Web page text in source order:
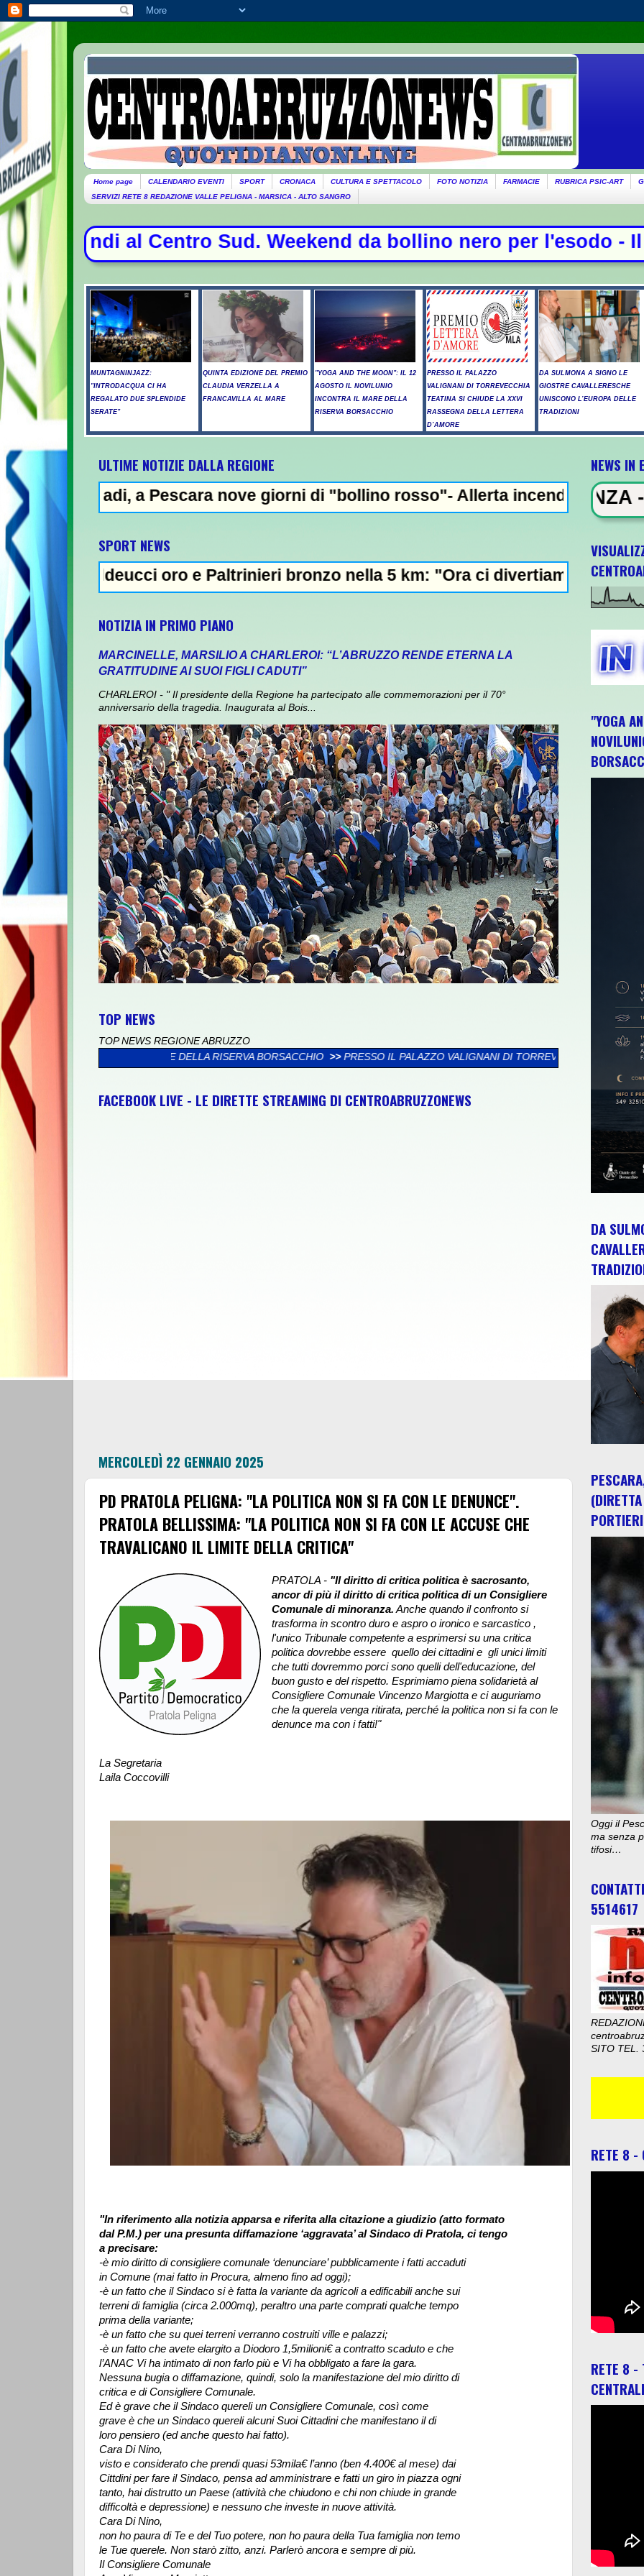
Home page CALENDARIO EVENTI SPORT CRONACA CULTURA E SPETTACOLO FOTO NOTIZIA FARMACIE RUBRICA PSIC-ART
SERVIZI RETE 8 REDAZIONE VALLE PELIGNA - MARSICA - ALTO SANGRO
Weekend da bollino nero per l'esodo - Il governo
MUNTAGNINJAZZ:
"INTRODACQUA CI HA
REGALATO DUE SPLENDIDE
SERATE"
QUINTA EDIZIONE DEL PREMIO
CLAUDIA VERZELLA A
FRANCAVILLA AL MARE
"YOGA AND THE MOON": IL 12
AGOSTO IL NOVILUNIO
INCONTRA IL MARE DELLA
RISERVA BORSACCHIO
PRESSO IL PALAZZO
VALIGNANI DI TORREVECCHIA
TEATINA SI CHIUDE LA XXVI
RASSEGNA DELLA LETTERA
D’AMORE
DA SULMONA A SIGNO LE
GIOSTRE CAVALLERESCHE
UNISCONO L’EUROPA DELLE
TRADIZIONI
ULTIME NOTIZIE DALLA REGIONE
Pescara nove giorni di "bollino rosso"- Allerta incendi in Abruzzo, giornata
SPORT NEWS
oro e Paltrinieri bronzo nella 5 km: "Ora ci divertiamo in staffetta"- L'Italia
NOTIZIA IN PRIMO PIANO
MARCINELLE, MARSILIO A CHARLEROI: “L’ABRUZZO RENDE ETERNA LA
GRATITUDINE AI SUOI FIGLI CADUTI”
CHARLEROI - " Il presidente della Regione ha partecipato alle commemorazioni per il 70°
anniversario della tragedia. Inaugurata al Bois...
TOP NEWS
TOP NEWS REGIONE ABRUZZO
DELLA RISERVA BORSACCHIO >> PRESSO IL PALAZZO VALIGNANI DI TORREVECCHIA TEATINA SI CHIUDE LA XXVI RASSEGNA
FACEBOOK LIVE - LE DIRETTE STREAMING DI CENTROABRUZZONEWS
MERCOLEDÌ 22 GENNAIO 2025
PD PRATOLA PELIGNA: "LA POLITICA NON SI FA CON LE DENUNCE".
PRATOLA BELLISSIMA: "LA POLITICA NON SI FA CON LE ACCUSE CHE
TRAVALICANO IL LIMITE DELLA CRITICA"
PRATOLA - "Il diritto di critica politica è sacrosanto,
ancor di più il diritto di critica politica di un Consigliere
Comunale di minoranza. Anche quando il confronto si
trasforma in scontro duro e aspro o ironico e sarcastico ,
l'unico Tribunale competente a esprimersi su una critica
politica dovrebbe essere quello dei cittadini e gli unici limiti
che tutti dovremmo porci sono quelli dell'educazione, del
buon gusto e del rispetto. Esprimiamo piena solidarietà al
Consigliere Comunale Vincenzo Margiotta e ci auguriamo
che la querela venga ritirata, perché la politica non si fa con le
denunce ma con i fatti!"
La Segretaria
Laila Coccovilli
"In riferimento alla notizia apparsa e riferita alla citazione a giudizio (atto formato
dal P.M.) per una presunta diffamazione ‘aggravata’ al Sindaco di Pratola, ci tengo
a precisare:
-è mio diritto di consigliere comunale ‘denunciare’ pubblicamente i fatti accaduti
in Comune (mai fatto in Procura, almeno fino ad oggi);
-è un fatto che il Sindaco si è fatta la variante da agricoli a edificabili anche sui
terreni di famiglia (circa 2.000mq), peraltro una parte comprati qualche tempo
prima della variante;
-è un fatto che su quei terreni verranno costruiti ville e palazzi;
-è un fatto che avete elargito a Diodoro 1,5milioni€ a contratto scaduto e che
l’ANAC Vi ha intimato di non farlo più e Vi ha obbligato a fare la gara.
Nessuna bugia o diffamazione, quindi, solo la manifestazione del mio diritto di
critica e di Consigliere Comunale.
Ed è grave che il Sindaco quereli un Consigliere Comunale, così come
grave è che un Sindaco quereli alcuni Suoi Cittadini che manifestano il di
loro pensiero (ed anche questo hai fatto).
Cara Di Nino,
visto e considerato che prendi quasi 53mila€ l’anno (ben 4.400€ al mese) dai
Cittdini per fare il Sindaco, pensa ad amministrare e fatti un giro in piazza ogni
tanto, hai distrutto un Paese (attività che chiudono e chi non chiude in grande
difficoltà e depressione) e nessuno che investe in nuove attività.
Cara Di Nino,
non ho paura di Te e del Tuo potere, non ho paura della Tua famiglia non temo
le Tue querele. Non starò zitto, anzi. Parlerò ancora e sempre di più.
Il Consigliere Comunale
NEWS IN
NEWS IN EVIDENZA - Raid russi
"YOGA
DA
PORTIERI
Oggi il
ma senza
tifosi…
5514617
SITO TEL.
RETE 8 -
RETE 8 -